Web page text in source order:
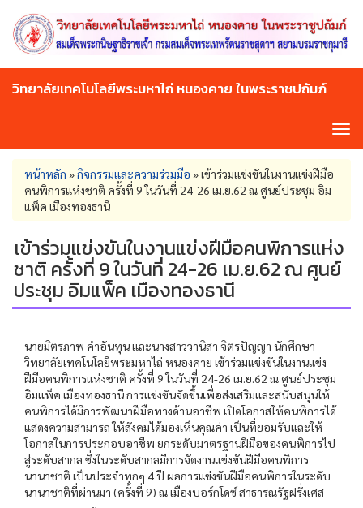
main
content
วิทยาลัยเทคโนโลยีพระมหาไถ่ หนองคาย ในพระราชปถัมภ์
You
are
here
หน้าหลัก »กิจกรรมและความร่วมมือ »เข้าร่วมแข่งขันในงานแข่งฝีมือ
คนพิการแห่งชาติ ครั้งที่ 9 ในวันที่ 24-26 เม.ย.62 ณ ศูนย์ประชุม อิม
แพ็ค เมืองทองธานี
เข้าร่วมแข่งขันในงานแข่งฝีมือคนพิการแห่ง
ชาติ ครั้งที่ 9 ในวันที่ 24-26 เม.ย.62 ณ ศูนย์
ประชุม อิมแพ็ค เมืองทองธานี
นายมิตรภาพ คำอันทุน และนางสาววานิสา จิตรปัญญา นักศึกษา
วิทยาลัยเทคโนโลยีพระมหาไถ่ หนองคาย เข้าร่วมแข่งขันในงานแข่ง
ฝีมือคนพิการแห่งชาติ ครั้งที่ 9 ในวันที่ 24-26 เม.ย.62 ณ ศูนย์ประชุม
อิมแพ็ค เมืองทองธานี การแข่งขันจัดขึ้นเพื่อส่งเสริมและสนับสนุนให้
คนพิการได้มีการพัฒนาฝีมือทางด้านอาชีพ เปิดโอกาสให้คนพิการได้
แสดงความสามารถ ให้สังคมได้มองเห็นคุณค่า เป็นที่ยอมรับและให้
โอกาสในการประกอบอาชีพ ยกระดับมาตรฐานฝีมือของคนพิการไป
สู่ระดับสากล ซึ่งในระดับสากลมีการจัดงานแข่งขันฝีมือคนพิการ
นานาชาติ เป็นประจำทุกๆ 4 ปี ผลการแข่งขันฝีมือคนพิการในระดับ
นานาชาติที่ผ่านมา (ครั้งที่ 9) ณ เมืองบอร์กโดซ์ สาธารณรัฐฝรั่งเศส